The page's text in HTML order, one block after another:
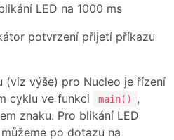
LED na 1000 ms
potvrzení přijetí příkazu
(viz výše) pro Nucleo je řízení
cyklu ve funkci
main()
,
znaku. Pro blikání LED
po dotazu na